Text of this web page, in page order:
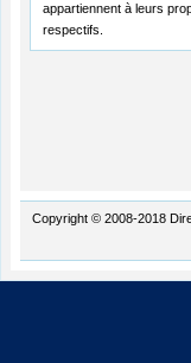
appartiennent à leurs
respectifs.
Copyright © 2008-2018